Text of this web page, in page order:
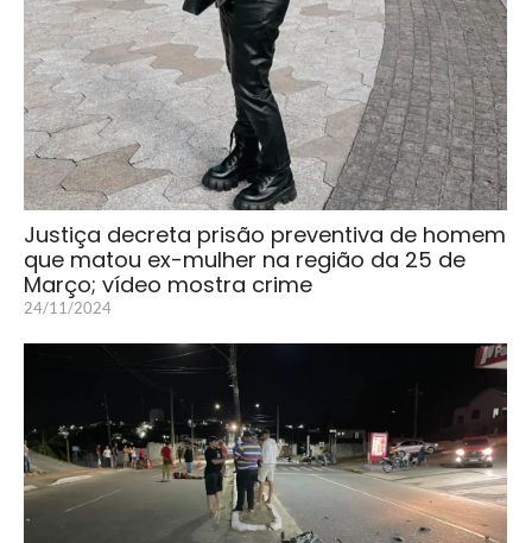
Justiça decreta prisão preventiva de homem
que matou ex-mulher na região da 25 de
Março; vídeo mostra crime
24/11/2024